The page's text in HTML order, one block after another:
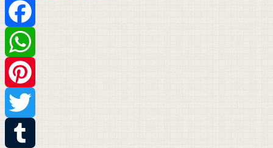
Facebook
WhatsApp
Pinterest
Twitter